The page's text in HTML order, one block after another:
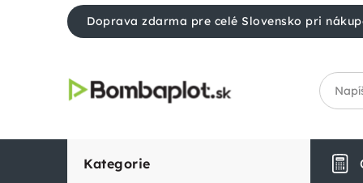
Doprava zdarma pre celé Slovensko pri
Kategorie